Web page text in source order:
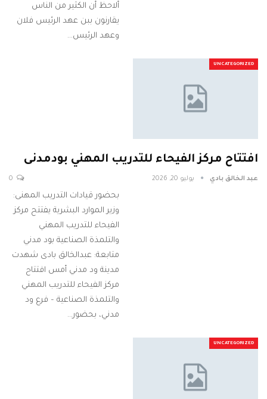
ألاحظ أن الكثير من الناس
يقارنون ببن عهد الرئيس فلان
وعهد الرئيس…
UNCATEGORIZED
افتتاح مركز الفيحاء للتدريب المهني بودمدنى
عبد الخالق بادي يوليو 20, 2026
بحضور قيادات التدريب المهنى:
وزير الموارد البشرية يفتتح مركز
الفيحاء للتدريب المهني
والتلمذة الصناعية بود مدني
متابعة: عبدالخالق بادى شهدت
مدينة ود مدني أمس افتتاح
مركز الفيحاء للتدريب المهني
والتلمذة الصناعية – فرع ود
مدني، بحضور…
UNCATEGORIZED